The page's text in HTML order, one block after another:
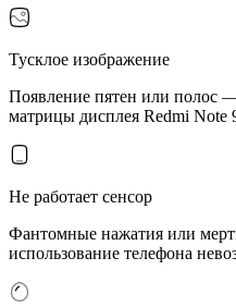
Тусклое изображение
Появление пятен или полос
матрицы дисплея Redmi Note
Не работает сенсор
Фантомные нажатия или
использование телефона